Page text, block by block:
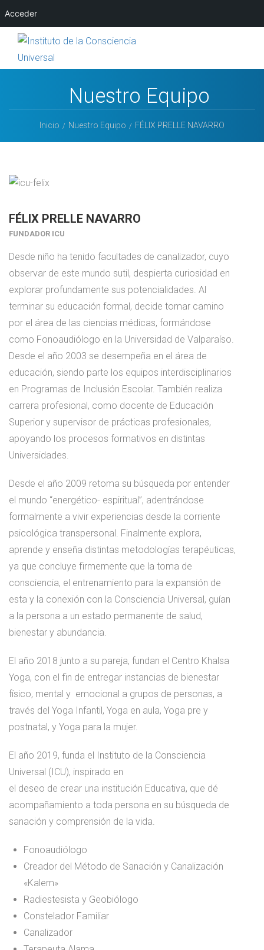
Nuestro Equipo
Inicio Nuestro Equipo FÉLIX PRELLE NAVARRO
FÉLIX PRELLE NAVARRO
FUNDADOR ICU
Desde niño ha tenido facultades de canalizador, cuyo
observar de este mundo sutil, despierta curiosidad en
explorar profundamente sus potencialidades. Al
terminar su educación formal, decide tomar camino
por el área de las ciencias médicas, formándose
como Fonoaudiólogo en la Universidad de Valparaíso.
Desde el año 2003 se desempeña en el área de
educación, siendo parte los equipos interdisciplinarios
en Programas de Inclusión Escolar. También realiza
carrera profesional, como docente de Educación
Superior y supervisor de prácticas profesionales,
apoyando los procesos formativos en distintas
Universidades.
Desde el año 2009 retoma su búsqueda por entender
el mundo “energético- espiritual”, adentrándose
formalmente a vivir experiencias desde la corriente
psicológica transpersonal. Finalmente explora,
aprende y enseña distintas metodologías terapéuticas,
ya que concluye firmemente que la toma de
consciencia, el entrenamiento para la expansión de
esta y la conexión con la Consciencia Universal, guían
a la persona a un estado permanente de salud,
bienestar y abundancia.
El año 2018 junto a su pareja, fundan el Centro Khalsa
Yoga, con el fin de entregar instancias de bienestar
físico, mental y emocional a grupos de personas, a
través del Yoga Infantil, Yoga en aula, Yoga pre y
postnatal, y Yoga para la mujer.
El año 2019, funda el Instituto de la Consciencia
Universal (ICU), inspirado en
el deseo de crear una institución Educativa, que dé
acompañamiento a toda persona en su búsqueda de
sanación y comprensión de la vida.
Fonoaudiólogo
Creador del Método de Sanación y Canalización
«Kalem»
Radiestesista y Geobiólogo
Constelador Familiar
Canalizador
Acceder